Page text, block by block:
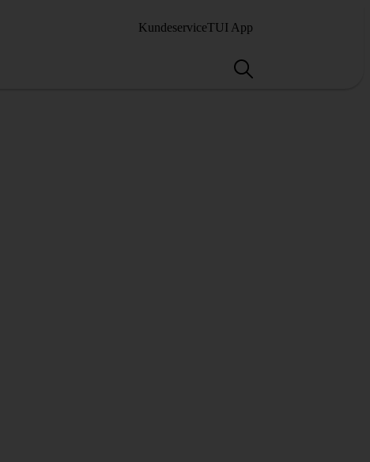
KundeserviceTUI App